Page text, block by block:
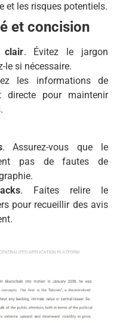
et les risques potentiels.
et concision
clair. Évitez le jargon
le si nécessaire.
les informations de
directe pour maintenir
. Assurez-vous que le
pas de fautes de
. Faites relire le
pour recueillir des avis